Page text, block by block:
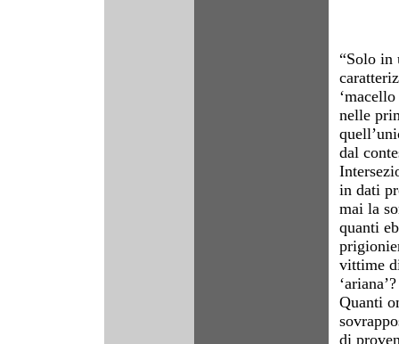
“Solo in
nelle
dal
in dati
mai la
quanti
vittime
‘ariana’?
Quanti
di